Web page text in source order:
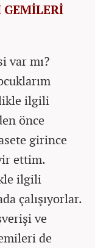
var mı?
ilgili
önce
girince
ettim.
ilgili
çalışıyorlar.
ve
de